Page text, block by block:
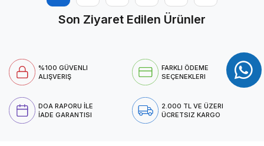
Son Ziyaret Edilen Ürünler
%100 GÜVENLI
ALIŞVERIŞ
FARKLI ÖDEME
SEÇENEKLERI
DOA RAPORU İLE
İADE GARANTISI
2.000 TL VE ÜZERI
ÜCRETSIZ KARGO